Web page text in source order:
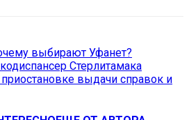
выбирают Уфанет?
Стерлитамака
выдачи справок и